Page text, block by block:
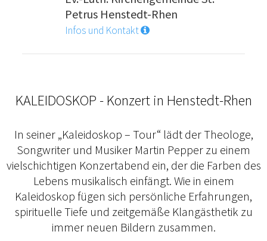
Petrus Henstedt-Rhen
Infos und Kontakt
KALEIDOSKOP - Konzert in Henstedt-Rhen
In seiner „Kaleidoskop – Tour“ lädt der Theologe,
Songwriter und Musiker Martin Pepper zu einem
vielschichtigen Konzertabend ein, der die Farben des
Lebens musikalisch einfängt. Wie in einem
Kaleidoskop fügen sich persönliche Erfahrungen,
spirituelle Tiefe und zeitgemäße Klangästhetik zu
immer neuen Bildern zusammen.